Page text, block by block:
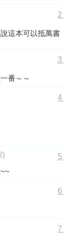
2
這本可以抵萬書
3
番～～
4
5
6
7